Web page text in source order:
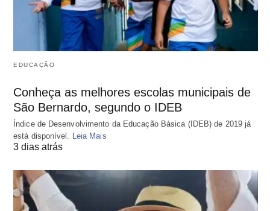
EDUCAÇÃO
Conheça as melhores escolas municipais de
São Bernardo, segundo o IDEB
Índice de Desenvolvimento da Educação Básica (IDEB) de 2019 já
está disponível.
Leia Mais
3 dias atrás